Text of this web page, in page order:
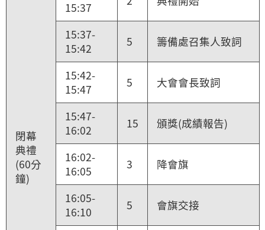
閉幕
典禮
(60分
鐘)
15:37
15:37-
15:42
5 籌備處召集人致詞
15:42-
15:47
5 大會會長致詞
15:47-
16:02
15 頒獎(成績報告)
16:02-
16:05
3 降會旗
16:05-
16:10
5 會旗交接